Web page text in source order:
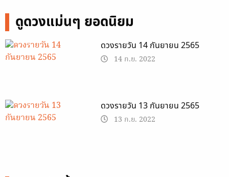
ดูดวงแม่นๆ ยอดนิยม
ดวงรายวัน 14 กันยายน 2565
14 ก.ย. 2022
ดวงรายวัน 13 กันยายน 2565
13 ก.ย. 2022